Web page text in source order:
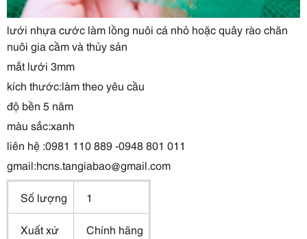
lưới nhựa cước làm lồng nuôi cá nhỏ hoặc quây rào chăn
nuôi gia cầm và thủy sản
mắt lưới 3mm
kích thước:làm theo yêu cầu
độ bền 5 năm
màu sắc:xanh
liên hệ :0981 110 889 -0948 801 011
gmail:hcns.tangiabao@gmail.com
Số lượng 1
Xuất xứ
Chính hãng